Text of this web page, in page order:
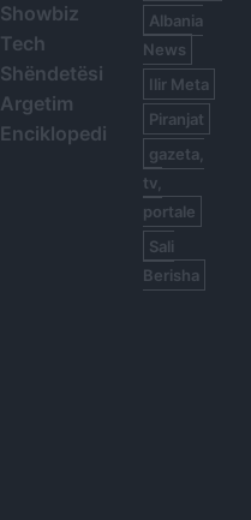
Showbiz
Tech
Shëndetësi
Argetim
Enciklopedi
Albania
News
Ilir Meta
Piranjat
gazeta,
tv,
portale
Sali
Berisha